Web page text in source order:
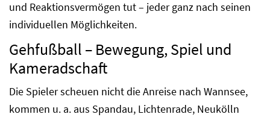
und Reaktionsvermögen tut – jeder ganz nach seinen
individuellen Möglichkeiten.
Gehfußball – Bewegung, Spiel und
Kameradschaft
Die Spieler scheuen nicht die Anreise nach Wannsee,
kommen u. a. aus Spandau, Lichtenrade, Neukölln